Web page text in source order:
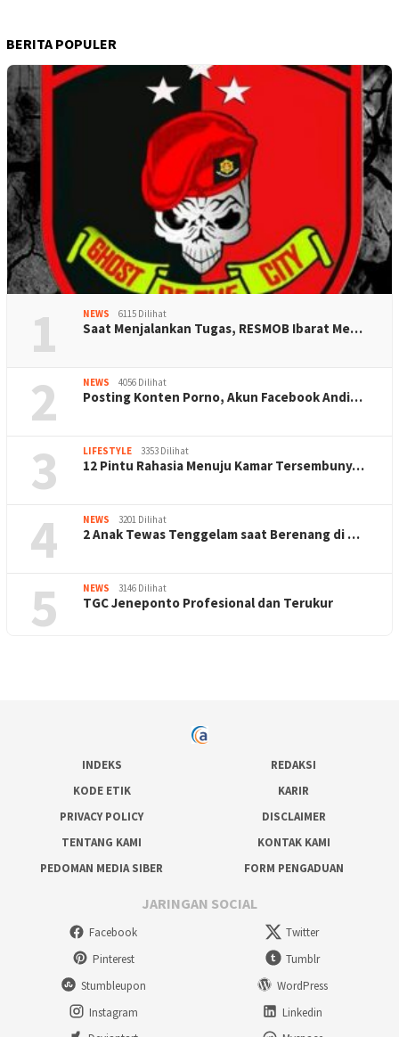
BERITA POPULER
1 NEWS 6115 Dilihat
Saat Menjalankan Tugas, RESMOB Ibarat Me…
2 NEWS 4056 Dilihat
Posting Konten Porno, Akun Facebook Andi…
3 LIFESTYLE 3353 Dilihat
12 Pintu Rahasia Menuju Kamar Tersembuny…
4 NEWS 3201 Dilihat
2 Anak Tewas Tenggelam saat Berenang di …
5 NEWS 3146 Dilihat
TGC Jeneponto Profesional dan Terukur
INDEKS
REDAKSI
KODE ETIK
KARIR
PRIVACY POLICY
DISCLAIMER
TENTANG KAMI
KONTAK KAMI
PEDOMAN MEDIA SIBER
FORM PENGADUAN
JARINGAN SOCIAL
Facebook
Twitter
Pinterest
Tumblr
Stumbleupon
WordPress
Instagram
Linkedin